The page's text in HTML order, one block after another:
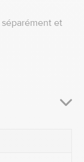
et